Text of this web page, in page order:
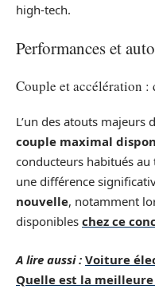
high-tech.
Performances et
Couple et accélération :
L’un des atouts majeurs
couple maximal
conducteurs habitués
une différence
nouvelle, notamment
disponibles chez ce
A lire aussi : Voiture
Quelle est la meilleure